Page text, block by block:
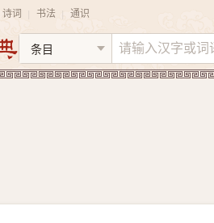
诗词 书法 通识